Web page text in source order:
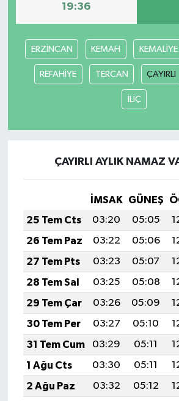
19:36
ERZİNCAN KEMAH KEMALİYE
REFAHİYE TERCAN ÇAYIRLI
İLİÇ
ÇAYIRLI AYLIK NAMAZ
İMSAK GÜNEŞ
25 Tem Cts
03:20 05:05
26 Tem Paz
03:22 05:06
27 Tem Pts
03:23 05:07
28 Tem Sal
03:25 05:08
29 Tem Çar
03:26 05:09
30 Tem Per
03:27 05:10
31 Tem Cum
03:29 05:11
1 Ağu Cts
03:30 05:11
2 Ağu Paz
03:32 05:12